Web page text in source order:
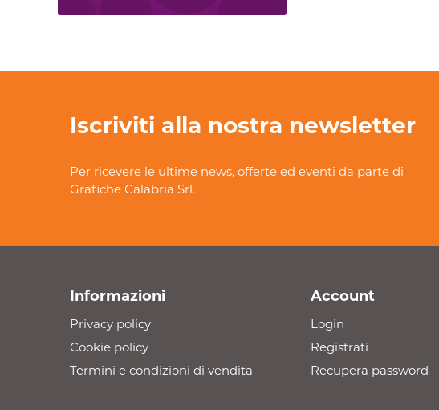
Iscriviti alla nostra newsletter
Per ricevere le ultime news, offerte ed eventi da parte di
Grafiche Calabria Srl.
Informazioni
Privacy policy
Cookie policy
Termini e condizioni di vendita
Account
Login
Registrati
Recupera password